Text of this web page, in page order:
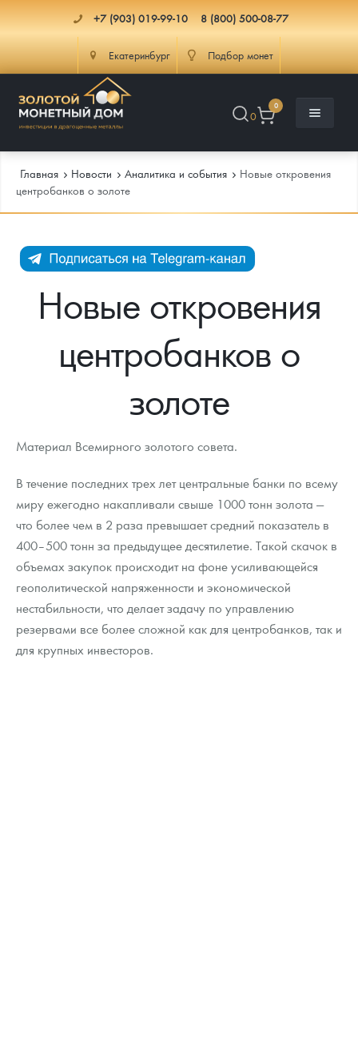
+7 (903) 019-99-10 8 (800) 500-08-77
Екатеринбург Подбор монет
0
0
Каталог Монет
Инвестиционные монеты
Иностранные
Памятные монеты России и СССР
Монеты Царской России
Монеты стран мира после 1950г
Монеты и жетоны ЗМД
Золотой червонец Сеятель
Аксессуары
Гарри Поттер
Год Лошади
Флот: ледоколы и корабли
Жетоны "Необыкновенные обитатели глубин"
Инфо
Как сделать заказ
Выкуп монет
Памятка для работы с монетами из драгметаллов
Условия возврата
Монеты
Политика конфиденциальности
Политика использования Cookies
Доставка
Подбор монет
Распродажа монет и жетонов
Итоги 2025 года. Прогноз курсов золота, серебра, платины на
2026 год
Cтатьи
Курс золота и серебра
Скупка слитков
Контакты
О нас
Наши преимущества
Письмо директору
Пресс-служба
Главная Новости Аналитика и события
Новые откровения
центробанков о золоте
Новые откровения
центробанков о
золоте
Материал Всемирного золотого совета.
В течение последних трех лет центральные банки по всему
миру ежегодно накапливали свыше 1000 тонн золота —
что более чем в 2 раза превышает средний показатель в
400–500 тонн за предыдущее десятилетие. Такой скачок в
объемах закупок происходит на фоне усиливающейся
геополитической напряженности и экономической
нестабильности, что делает задачу по управлению
резервами все более сложной как для центробанков, так и
для крупных инвесторов.